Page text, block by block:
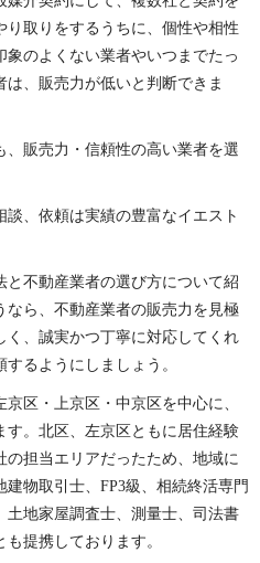
取りをするうちに、個性や相性
のよくない業者やいつまでたっ
、販売力が低いと判断できま
販売力・信頼性の高い業者を選
談、依頼は実績の豊富なイエスト
不動産業者の選び方について紹
ら、不動産業者の販売力を見極
、誠実かつ丁寧に対応してくれ
るようにしましょう。
区・上京区・中京区を中心に、
す。北区、左京区ともに居住経験
担当エリアだったため、地域に
物取引士、FP3級、相続終活専門
地家屋調査士、測量士、司法書
提携しております。